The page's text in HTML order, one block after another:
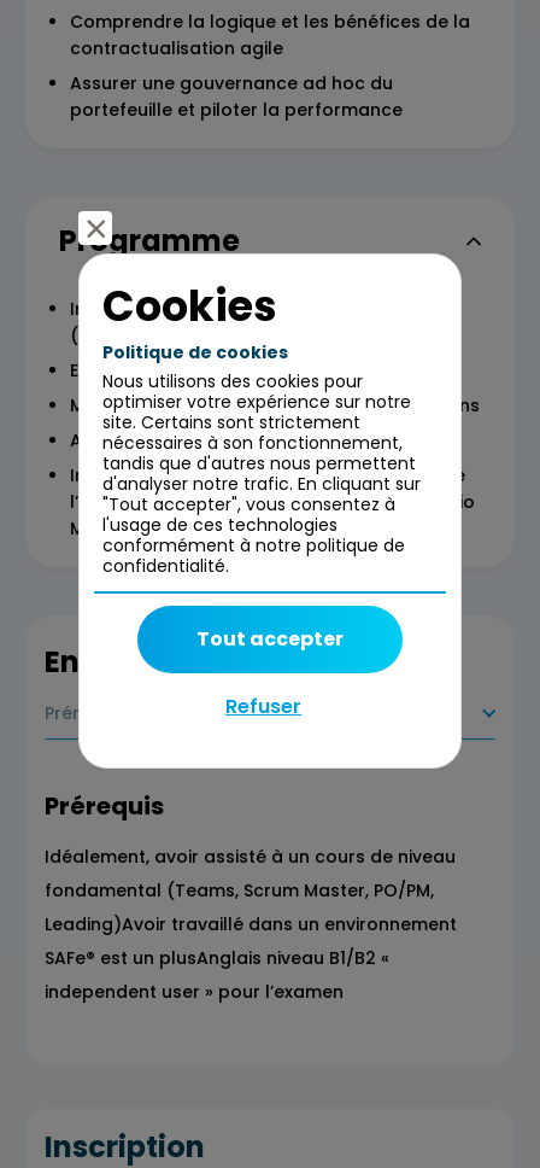
Comprendre la logique et les bénéfices de la
contractualisation agile
Assurer une gouvernance ad hoc du
portefeuille et piloter la performance
Programme
Introduction au Lean Portfolio Management
(LPM)
Etablir la Stratégie et l'Investissement agile
Mettre en place de l’Agile Portfolio Operations
Appliquer la Lean Gouvernance
Implémentation de la fonction LPM & Rôle de
l’Architecte d’Enterprise dans le Lean Portfolio
Management
En savoir plus
Prérequis
Prérequis
Idéalement, avoir assisté à un cours de niveau
fondamental (Teams, Scrum Master, PO/PM,
Leading)Avoir travaillé dans un environnement
SAFe® est un plusAnglais niveau B1/B2 «
independent user » pour l’examen
Inscription
Cookies
Politique de cookies
Nous utilisons des cookies pour
optimiser votre expérience sur notre
site. Certains sont strictement
nécessaires à son fonctionnement,
tandis que d'autres nous permettent
d'analyser notre trafic. En cliquant sur
"Tout accepter", vous consentez à
l'usage de ces technologies
conformément à notre politique de
confidentialité.
Refuser
Tout accepter